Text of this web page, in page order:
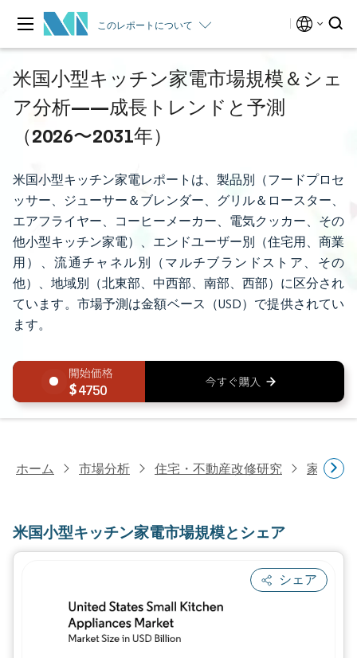
このレポートについて
米国小型キッチン家電市場規模＆シェ
ア分析——成長トレンドと予測
（2026〜2031年）
米国小型キッチン家電レポートは、製品別（フードプロセ
ッサー、ジューサー＆ブレンダー、グリル＆ロースター、
エアフライヤー、コーヒーメーカー、電気クッカー、その
他小型キッチン家電）、エンドユーザー別（住宅用、商業
用）、流通チャネル別（マルチブランドストア、その
他）、地域別（北東部、中西部、南部、西部）に区分され
ています。市場予測は金額ベース（USD）で提供されてい
ます。
4750
ホーム 市場分析 住宅・不動産改修研究 家電研究
米国小型キッチン家電市場規模とシェア
シェア